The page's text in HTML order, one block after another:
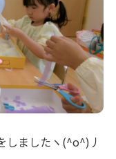
ご利用について
シャルサイト
しましたヽ(^o^)丿